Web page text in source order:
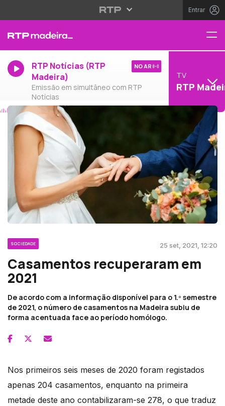
Entrar
RTP Notícias (RTP
Madeira)
Emissão em simultâneo com RTP
Notícias
NO AR
TV
RTP
SOCIEDADE 25 set, 2021, 12:20
Casamentos recuperaram em
2021
De acordo com a informação disponível para o 1.º semestre
de 2021, o número de casamentos na Madeira subiu de
forma acentuada face ao período homólogo.
Nos primeiros seis meses de 2020 foram registados
apenas 204 casamentos, enquanto na primeira
metade deste ano contabilizaram-se 278, o que traduz